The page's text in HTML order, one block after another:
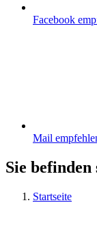
Facebook
Mail
Sie
Startseite